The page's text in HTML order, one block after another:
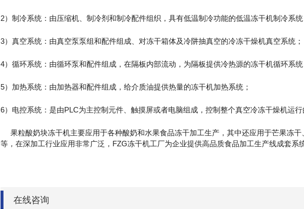
2）制冷系统：由压缩机、制冷剂和制冷配件组织，具有低温制冷功能的低温冻干机制冷系统
3）真空系统：由真空泵泵组和配件组成、对冻干箱体及冷阱抽真空的冷冻干燥机真空系统；
4）循环系统：由循环泵和配件组成，在隔板内部流动，为隔板提供冷热源的冻干机循环系统
5）加热系统：由加热器和配件组成，给介质油提供热量的冻干机加热系统；
6）电控系统：是由PLC为主控制元件、触摸屏或者电脑组成，控制整个真空冷冻干燥机运行
果粒酸奶块冻干机主要应用于各种酸奶和水果食品冻干加工生产，其中还应用于芒果冻
等，在深加工行业应用非常广泛，FZG冻干机工厂为企业提供高品质食品加工生产线成套系统
在线咨询